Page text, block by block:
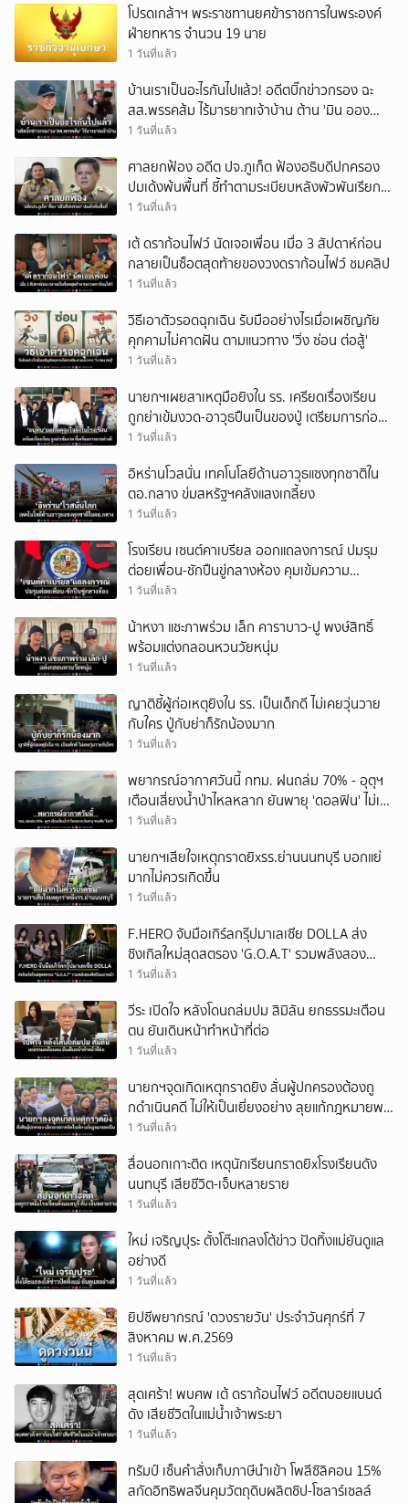
โปรดเกล้าฯ พระราชทานยศข้าราชการในพระองค์
ฝ่ายทหาร จำนวน 19 นาย
1 วันที่แล้ว
บ้านเราเป็นอะไรกันไปแล้ว! อดีตบิ๊กข่าวกรอง ฉะ
สส.พรรคส้ม ไร้มารยาทเจ้าบ้าน ต้าน 'มิน ออง
ไลง์' เยือนไทย
1 วันที่แล้ว
ศาลยกฟ้อง อดีต ปจ.ภูเก็ต ฟ้องอธิบดีปกครอง
ปมเด้งพ้นพื้นที่ ชี้ทำตามระเบียบหลังพัวพันเรียก
รับเงิน
1 วันที่แล้ว
เต้ ดราก้อนไฟว์ นัดเจอเพื่อน เมื่อ 3 สัปดาห์ก่อน
กลายเป็นซ็อตสุดท้ายของวงดราก้อนไฟว์ ชมคลิป
1 วันที่แล้ว
วิธีเอาตัวรอดฉุกเฉิน รับมืออย่างไรเมื่อเผชิญภัย
คุกคามไม่คาดฝัน ตามแนวทาง 'วิ่ง ซ่อน ต่อสู้'
1 วันที่แล้ว
นายกฯเผยสาเหตุมือยิงใน รร. เครียดเรื่องเรียน
ถูกย่าเข้มงวด-อาวุธปืนเป็นของปู่ เตรียมการก่อ
เหตุมาอย่างดี
1 วันที่แล้ว
อิหร่านโวสนั่น เทคโนโลยีด้านอาวุธแซงทุกชาติใน
ตอ.กลาง ข่มสหรัฐฯคลังแสงเกลี้ยง
1 วันที่แล้ว
โรงเรียน เซนต์คาเบรียล ออกแถลงการณ์ ปมรุม
ต่อยเพื่อน-ชักปืนขู่กลางห้อง คุมเข้มความ
ปลอดภัย
1 วันที่แล้ว
น้าหงา แชะภาพร่วม เล็ก คาราบาว-ปู พงษ์สิทธิ์
พร้อมแต่งกลอนหวนวัยหนุ่ม
1 วันที่แล้ว
ญาติชี้ผู้ก่อเหตุยิงใน รร. เป็นเด็กดี ไม่เคยวุ่นวาย
กับใคร ปู่กับย่าก็รักน้องมาก
1 วันที่แล้ว
พยากรณ์อากาศวันนี้ กทม. ฝนถล่ม 70% - อุตุฯ
เตือนเสี่ยงน้ำป่าไหลหลาก ยันพายุ 'ดอลฟิน' ไม่เข้า
ไทย
1 วันที่แล้ว
นายกฯเสียใจเหตุกราดยิxรร.ย่านนนทบุรี บอกแย่
มากไม่ควรเกิดขึ้น
1 วันที่แล้ว
F.HERO จับมือเกิร์ลกรุ๊ปมาเลเซีย DOLLA ส่ง
ซิงเกิลใหม่สุดสตรอง 'G.O.A.T' รวมพลังสอง
ศิลปินแถวหน้า
1 วันที่แล้ว
วีระ เปิดใจ หลังโดนถล่มปม สิมิลัน ยกธรรมะเตือน
ตน ยันเดินหน้าทำหน้าที่ต่อ
1 วันที่แล้ว
นายกฯจุดเกิดเหตุกราดยิง ลั่นผู้ปกครองต้องถู
กดําเนินคดี ไม่ให้เป็นเยี่ยงอย่าง ลุยแก้กฎหมายพก
ปืน
1 วันที่แล้ว
สื่อนอกเกาะติด เหตุนักเรียนกราดยิxโรงเรียนดัง
นนทบุรี เสียชีวิต-เจ็บหลายราย
1 วันที่แล้ว
ใหม่ เจริญปุระ ตั้งโต๊ะแถลงโต้ข่าว ปัดทิ้งแม่ยันดูแล
อย่างดี
1 วันที่แล้ว
ยิปซีพยากรณ์ 'ดวงรายวัน' ประจำวันศุกร์ที่ 7
สิงหาคม พ.ศ.2569
1 วันที่แล้ว
สุดเศร้า! พบศพ เต้ ดราก้อนไฟว์ อดีตบอยแบนด์
ดัง เสียชีวิตในแม่น้ำเจ้าพระยา
1 วันที่แล้ว
ทรัมป์ เซ็นคำสั่งเก็บภาษีนำเข้า โพลีซิลิคอน 15%
สกัดอิทธิพลจีนคุมวัตถุดิบผลิตชิป-โซลาร์เซลล์
ยกเลิก